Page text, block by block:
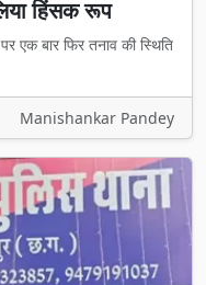
हिंसक रूप
एक बार फिर तनाव की स्थिति
Manishankar Pandey